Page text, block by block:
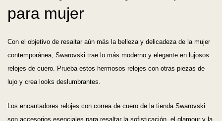
para mujer
Con el objetivo de resaltar aún más la belleza y delicadeza de la mujer
contemporánea, Swarovski trae lo más moderno y elegante en lujosos
relojes de cuero. Prueba estos hermosos relojes con otras piezas de
lujo y crea looks deslumbrantes.
Los encantadores relojes con correa de cuero de la tienda Swarovski
son accesorios esenciales para resaltar la sofisticación, el glamour y la